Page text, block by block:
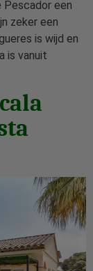
Pescador een
zeker een
is wijd en
is vanuit